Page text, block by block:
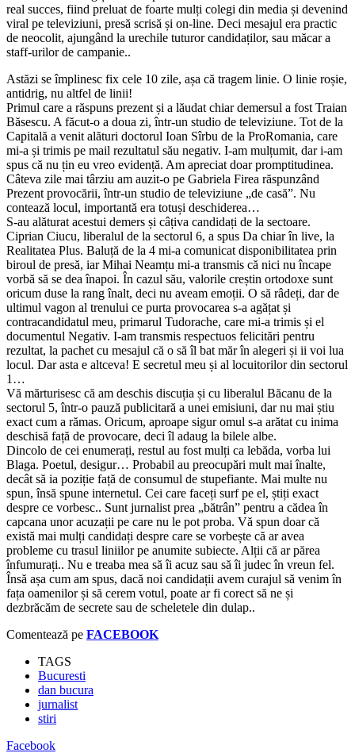
real succes, fiind preluat de foarte mulți colegi din media și devenind
viral pe televiziuni, presă scrisă și on-line. Deci mesajul era practic
de neocolit, ajungând la urechile tuturor candidaților, sau măcar a
staff-urilor de campanie..
Astăzi se împlinesc fix cele 10 zile, așa că tragem linie. O linie roșie,
antidrig, nu altfel de linii!
Primul care a răspuns prezent și a lăudat chiar demersul a fost Traian
Băsescu. A făcut-o a doua zi, într-un studio de televiziune. Tot de la
Capitală a venit alături doctorul Ioan Sîrbu de la ProRomania, care
mi-a și trimis pe mail rezultatul său negativ. I-am mulțumit, dar i-am
spus că nu țin eu vreo evidență. Am apreciat doar promptitudinea.
Câteva zile mai târziu am auzit-o pe Gabriela Firea răspunzând
Prezent provocării, într-un studio de televiziune „de casă”. Nu
contează locul, importantă era totuși deschiderea…
S-au alăturat acestui demers și câțiva candidați de la sectoare.
Ciprian Ciucu, liberalul de la sectorul 6, a spus Da chiar în live, la
Realitatea Plus. Baluță de la 4 mi-a comunicat disponibilitatea prin
biroul de presă, iar Mihai Neamțu mi-a transmis că nici nu încape
vorbă să se dea înapoi. În cazul său, valorile creștin ortodoxe sunt
oricum duse la rang înalt, deci nu aveam emoții. O să râdeți, dar de
ultimul vagon al trenului ce purta provocarea s-a agățat și
contracandidatul meu, primarul Tudorache, care mi-a trimis și el
documentul Negativ. I-am transmis respectuos felicitări pentru
rezultat, la pachet cu mesajul că o să îl bat măr în alegeri și ii voi lua
locul. Dar asta e altceva! E secretul meu și al locuitorilor din sectorul
1…
Vă mărturisesc că am deschis discuția și cu liberalul Băcanu de la
sectorul 5, într-o pauză publicitară a unei emisiuni, dar nu mai știu
exact cum a rămas. Oricum, aproape sigur omul s-a arătat cu inima
deschisă față de provocare, deci îl adaug la bilele albe.
Dincolo de cei enumerați, restul au fost mulți ca lebăda, vorba lui
Blaga. Poetul, desigur… Probabil au preocupări mult mai înalte,
decât să ia poziție față de consumul de stupefiante. Mai multe nu
spun, însă spune internetul. Cei care faceți surf pe el, știți exact
despre ce vorbesc.. Sunt jurnalist prea „bătrân” pentru a cădea în
capcana unor acuzații pe care nu le pot proba. Vă spun doar că
există mai mulți candidați despre care se vorbește că ar avea
probleme cu trasul liniilor pe anumite subiecte. Alții că ar părea
înfumurați.. Nu e treaba mea să îi acuz sau să îi judec în vreun fel.
Însă așa cum am spus, dacă noi candidații avem curajul să venim în
fața oamenilor și să cerem votul, poate ar fi corect să ne și
dezbrăcăm de secrete sau de scheletele din dulap..
Comentează pe FACEBOOK
TAGS
Bucuresti
dan bucura
jurnalist
stiri
Facebook